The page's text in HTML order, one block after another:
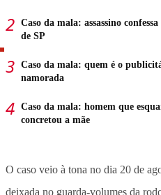
Caso da mala: assassino
de SP
Caso da mala: quem é o
namorada
Caso da mala: homem que
concretou a mãe
O caso veio à tona no dia 20 de
deixada no guarda-volumes da